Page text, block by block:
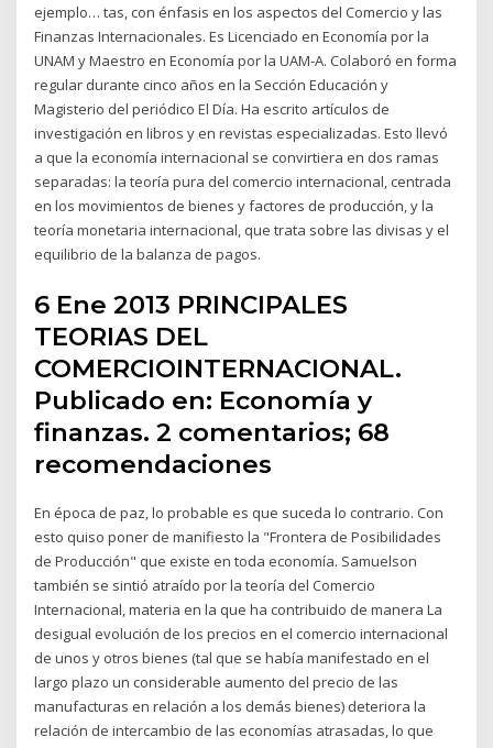
ejemplo… tas, con énfasis en los aspectos del Comercio y las
Finanzas Internacionales. Es Licenciado en Economía por la
UNAM y Maestro en Economía por la UAM-A. Colaboró en forma
regular durante cinco años en la Sección Educación y
Magisterio del periódico El Día. Ha escrito artículos de
investigación en libros y en revistas especializadas. Esto llevó
a que la economía internacional se convirtiera en dos ramas
separadas: la teoría pura del comercio internacional, centrada
en los movimientos de bienes y factores de producción, y la
teoría monetaria internacional, que trata sobre las divisas y el
equilibrio de la balanza de pagos.
6 Ene 2013 PRINCIPALES
TEORIAS DEL
COMERCIOINTERNACIONAL.
Publicado en: Economía y
finanzas. 2 comentarios; 68
recomendaciones
En época de paz, lo probable es que suceda lo contrario. Con
esto quiso poner de manifiesto la "Frontera de Posibilidades
de Producción" que existe en toda economía. Samuelson
también se sintió atraído por la teoría del Comercio
Internacional, materia en la que ha contribuido de manera La
desigual evolución de los precios en el comercio internacional
de unos y otros bienes (tal que se había manifestado en el
largo plazo un considerable aumento del precio de las
manufacturas en relación a los demás bienes) deteriora la
relación de intercambio de las economías atrasadas, lo que